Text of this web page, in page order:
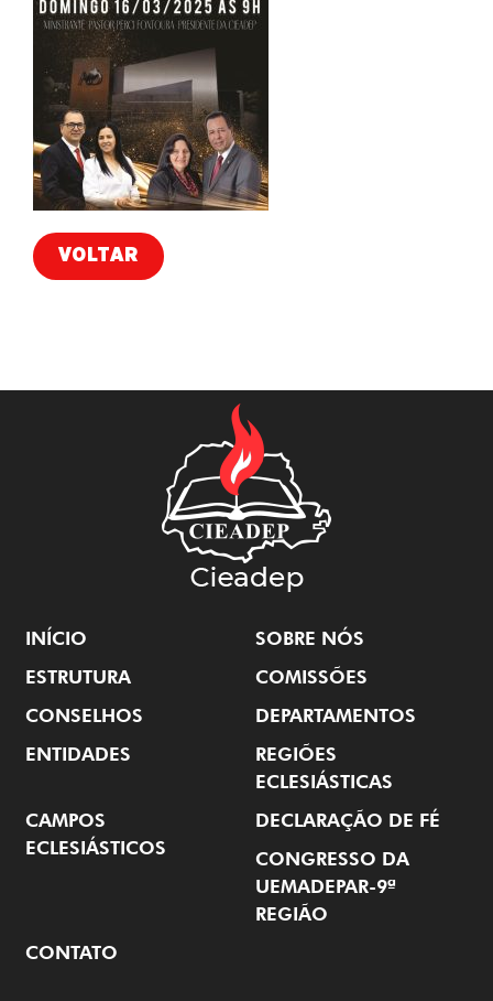
VOLTAR
INÍCIO
SOBRE NÓS
ESTRUTURA
COMISSÕES
CONSELHOS
DEPARTAMENTOS
ENTIDADES
REGIÕES
ECLESIÁSTICAS
CAMPOS
ECLESIÁSTICOS
DECLARAÇÃO DE FÉ
CONGRESSO DA
UEMADEPAR-9ª
REGIÃO
CONTATO